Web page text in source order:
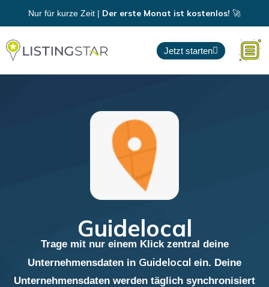
Nur für kurze Zeit | Der erste Monat ist kostenlos! 🚀
Jetzt starten
Guidelocal
Trage mit nur einem Klick zentral deine
Unternehmensdaten in Guidelocal ein. Deine
Unternehmensdaten werden täglich synchronisiert